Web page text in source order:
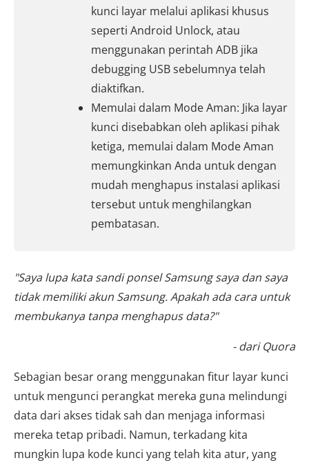
kunci layar melalui aplikasi khusus
seperti Android Unlock, atau
menggunakan perintah ADB jika
debugging USB sebelumnya telah
diaktifkan.
Memulai dalam Mode Aman: Jika layar
kunci disebabkan oleh aplikasi pihak
ketiga, memulai dalam Mode Aman
memungkinkan Anda untuk dengan
mudah menghapus instalasi aplikasi
tersebut untuk menghilangkan
pembatasan.
"Saya lupa kata sandi ponsel Samsung saya dan saya
tidak memiliki akun Samsung. Apakah ada cara untuk
membukanya tanpa menghapus data?"
- dari Quora
Sebagian besar orang menggunakan fitur layar kunci
untuk mengunci perangkat mereka guna melindungi
data dari akses tidak sah dan menjaga informasi
mereka tetap pribadi. Namun, terkadang kita
mungkin lupa kode kunci yang telah kita atur, yang